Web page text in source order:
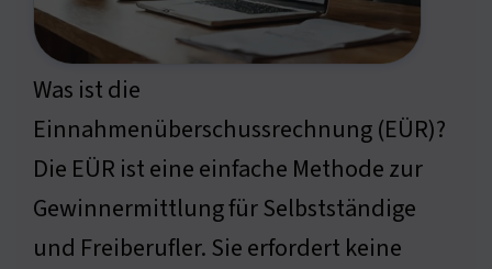
Was ist die
Einnahmenüberschussrechnung (EÜR)?
Die EÜR ist eine einfache Methode zur
Gewinnermittlung für Selbstständige
und Freiberufler. Sie erfordert keine